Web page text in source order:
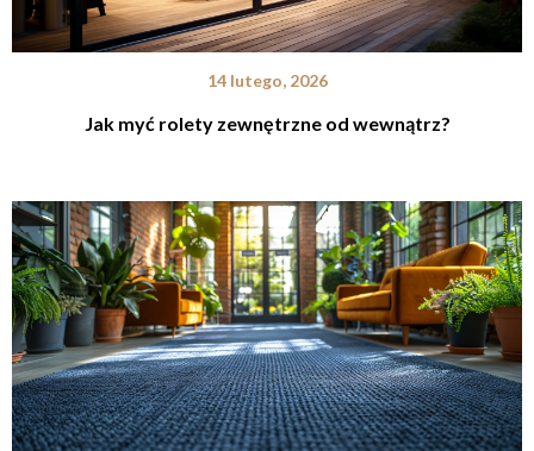
14 lutego, 2026
Jak myć rolety zewnętrzne od wewnątrz?